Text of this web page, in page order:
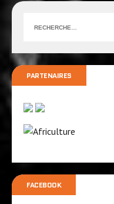
PARTENAIRES
FACEBOOK